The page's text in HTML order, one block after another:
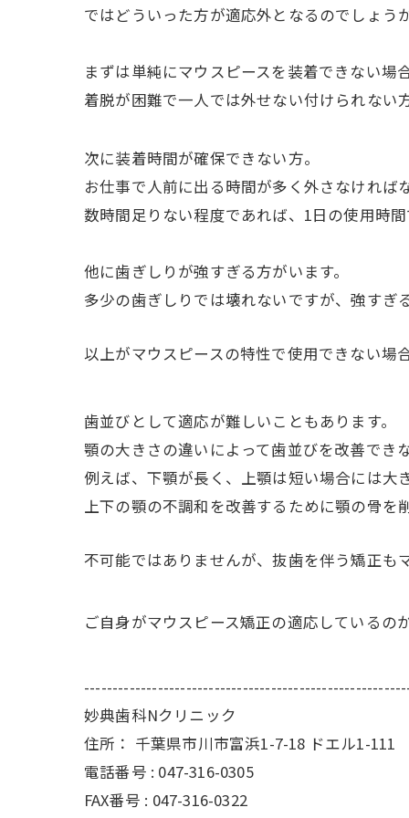
ではどういった方が適応外となるのでしょうか
まずは単純にマウスピースを装着できない場
着脱が困難で一人では外せない付けられない
次に装着時間が確保できない方。
お仕事で人前に出る時間が多く外さなければ
数時間足りない程度であれば、1日の使用時
他に歯ぎしりが強すぎる方がいます。
多少の歯ぎしりでは壊れないですが、強すぎ
以上がマウスピースの特性で使用できない場
歯並びとして適応が難しいこともあります。
顎の大きさの違いによって歯並びを改善でき
例えば、下顎が長く、上顎は短い場合には大
上下の顎の不調和を改善するために顎の骨を
不可能ではありませんが、抜歯を伴う矯正も
ご自身がマウスピース矯正の適応しているの
妙典歯科Nクリニック
住所： 千葉県市川市富浜1-7-18 ドエル1-111
電話番号 : 047-316-0305
FAX番号 : 047-316-0322